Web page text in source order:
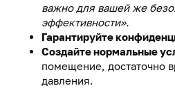
важно для вашей же
эффективности».
Гарантируйте
Создайте нормальные
помещение, достаточно
давления.